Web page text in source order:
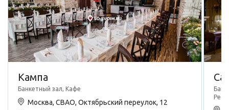
Кампа
Банкетный зал, Кафе
Москва, СВАО, Октябрьский переулок, 12